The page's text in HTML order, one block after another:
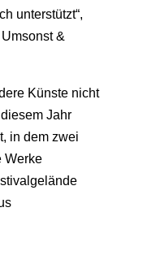
unterstützt“,
&
Künste nicht
Jahr
in dem zwei
Werke